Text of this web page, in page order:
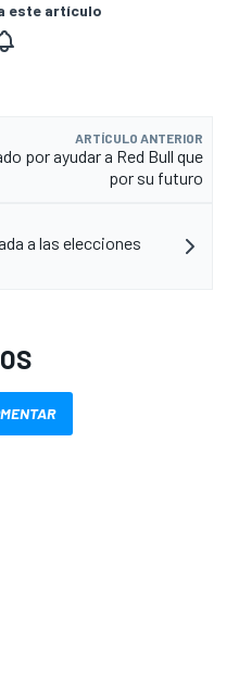
este artículo
ARTÍCULO ANTERIOR
por ayudar a Red Bull que
por su futuro
a las elecciones